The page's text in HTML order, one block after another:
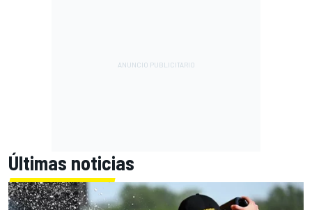
Últimas noticias